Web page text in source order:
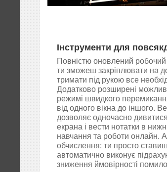
Інструменти для
Повністю оновлений
ти зможеш закріплювати на
тримати під рукою все
Додатково розширені
режимі швидкого
від одного вікна до іншого.
дозволяє одночасно
екрана і вести нотатки в
навчання та роботи онлайн.
обчислення: ти просто
автоматично виконує
зниження ймовірності